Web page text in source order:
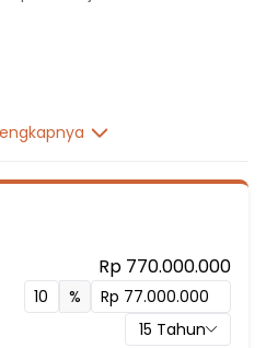
Bantar Kemang 6
2
Rp 770.000.000
%
15 Tahun